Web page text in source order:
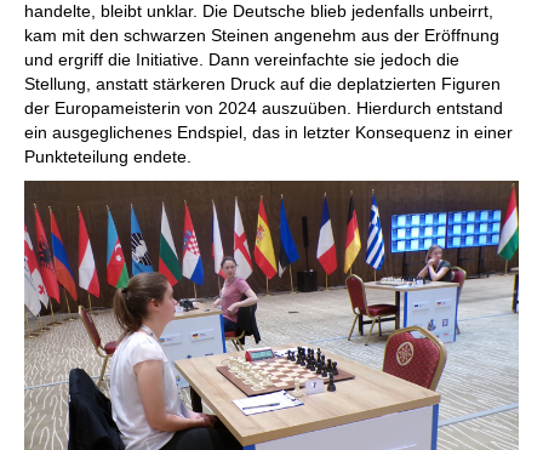
handelte, bleibt unklar. Die Deutsche blieb jedenfalls unbeirrt,
kam mit den schwarzen Steinen angenehm aus der Eröffnung
und ergriff die Initiative. Dann vereinfachte sie jedoch die
Stellung, anstatt stärkeren Druck auf die deplatzierten Figuren
der Europameisterin von 2024 auszuüben. Hierdurch entstand
ein ausgeglichenes Endspiel, das in letzter Konsequenz in einer
Punkteteilung endete.